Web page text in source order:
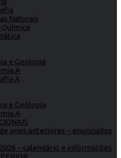
Naturais
Química
e Geologia
A
A
e Geologia
A
anos anteriores – enunciados
– calendário e informações